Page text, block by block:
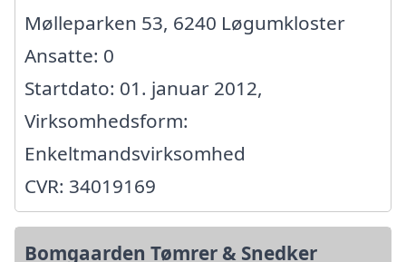
Mølleparken 53, 6240 Løgumkloster
Ansatte: 0
Startdato: 01. januar 2012,
Virksomhedsform:
Enkeltmandsvirksomhed
CVR: 34019169
Bomgaarden Tømrer & Snedker